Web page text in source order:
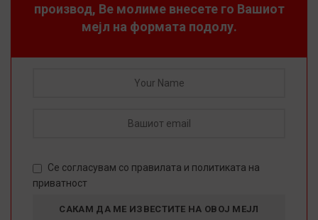
производ, Ве молиме внесете го Вашиот
мејл на формата подолу.
Се согласувам со правилaта и политиката на
приватност